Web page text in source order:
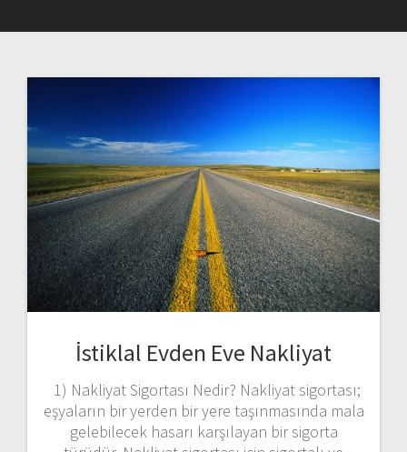
İstiklal Evden Eve Nakliyat
1) Nakliyat Sigortası Nedir? Nakliyat sigortası;
eşyaların bir yerden bir yere taşınmasında mala
gelebilecek hasarı karşılayan bir sigorta